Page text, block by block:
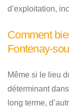
d’exploitation,
Comment
Fontenay-
Même si le lieu
déterminant
long terme,